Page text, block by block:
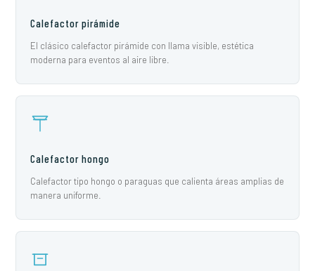
Calefactor pirámide
El clásico calefactor pirámide con llama visible, estética
moderna para eventos al aire libre.
Calefactor hongo
Calefactor tipo hongo o paraguas que calienta áreas amplias de
manera uniforme.